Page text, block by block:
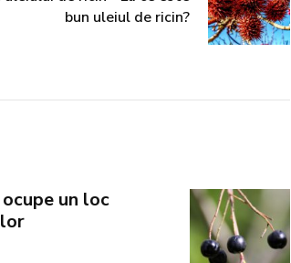
bun uleiul de ricin?
un loc